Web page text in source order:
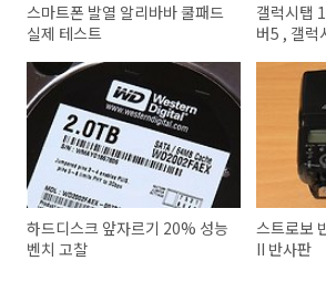
스마트폰 발열 알리바바 쿨패드
실제 테스트
갤럭시탭
버5 , 갤럭
하드디스크 앞자르기 20% 성능
벤치 고찰
스트로보
II 반사판